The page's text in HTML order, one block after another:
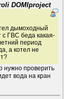
DOMIproject
дымоходный
с ГВС беда какая-
период
а котел не
нужно проверить
вода на кран